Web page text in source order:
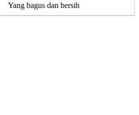
Yang bagus dan bersih